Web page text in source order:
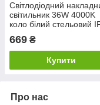
Світлодіодний
світильник 36W 4000K
коло білий стельовий
Код.56281
669 ₴
Купити
Про нас